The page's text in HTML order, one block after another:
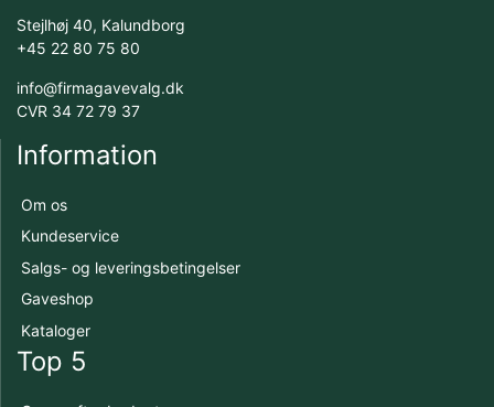
Stejlhøj 40, Kalundborg
+45 22 80 75 80
info@firmagavevalg.dk
CVR 34 72 79 37
Information
Om os
Kundeservice
Salgs- og leveringsbetingelser
Gaveshop
Kataloger
Top 5